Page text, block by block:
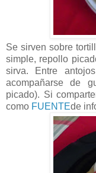
Se sirven sobre
simple, repollo
sirva. Entre
acompañarse de
picado). Si
como FUENTEde